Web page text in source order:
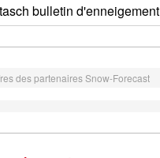
bulletin d'enneigement
des partenaires Snow-Forecast